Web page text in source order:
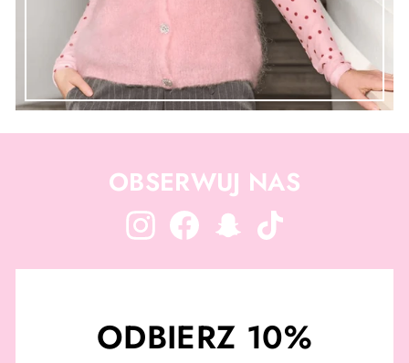
OBSERWUJ NAS
InstagramFacebook SnapchatTikTok
ODBIERZ 10%